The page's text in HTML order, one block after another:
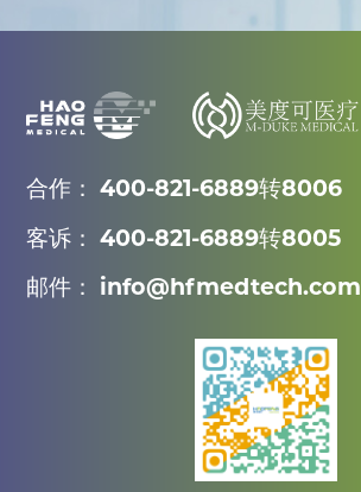
合作： 400-821-6889转8006
客诉： 400-821-6889转8005
邮件： info@hfmedtech.com